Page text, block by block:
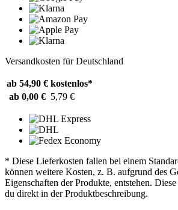
Versandkosten für Deutschland
ab 54,90 € kostenlos*
ab 0,00 € 5,79 €
* Diese Lieferkosten fallen bei einem
können weitere Kosten, z. B. aufgrund des
Eigenschaften der Produkte, entstehen.
du direkt in der Produktbeschreibung.